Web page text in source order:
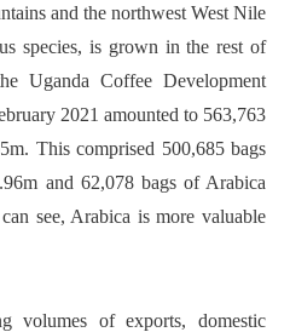
and the northwest West Nile
species, is grown in the rest of
Uganda Coffee Development
2021 amounted to 563,763
This comprised 500,685 bags
and 62,078 bags of Arabica
see, Arabica is more valuable
volumes of exports, domestic